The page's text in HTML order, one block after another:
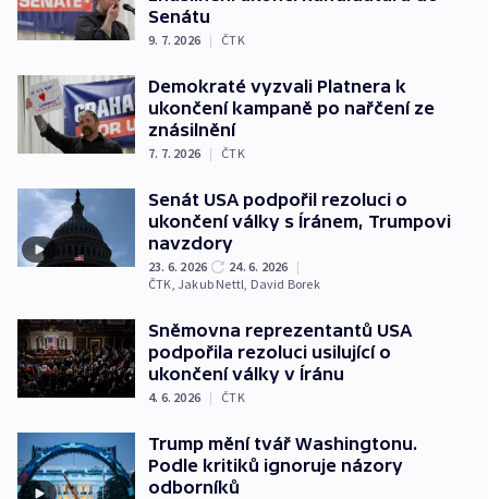
Senátu
9. 7. 2026 | ČTK
Demokraté vyzvali Platnera k
ukončení kampaně po nařčení ze
znásilnění
7. 7. 2026 | ČTK
Senát USA podpořil rezoluci o
ukončení války s Íránem, Trumpovi
navzdory
23. 6. 2026 24. 6. 2026 |
ČTK, Jakub Nettl, David Borek
Sněmovna reprezentantů USA
podpořila rezoluci usilující o
ukončení války v Íránu
4. 6. 2026 | ČTK
Trump mění tvář Washingtonu.
Podle kritiků ignoruje názory
odborníků